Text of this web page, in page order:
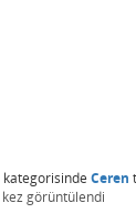
kategorisinde Ceren
kez görüntülendi